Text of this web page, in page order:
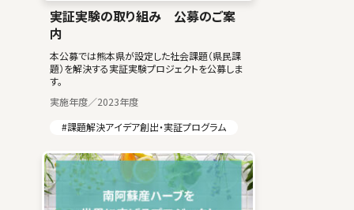
実証実験の取り組み 公募のご案
内
本公募では熊本県が設定した社会課題（県民課
題）を解決する実証実験プロジェクトを公募しま
す。
実施年度／2023年度
#課題解決アイデア創出・実証プログラム